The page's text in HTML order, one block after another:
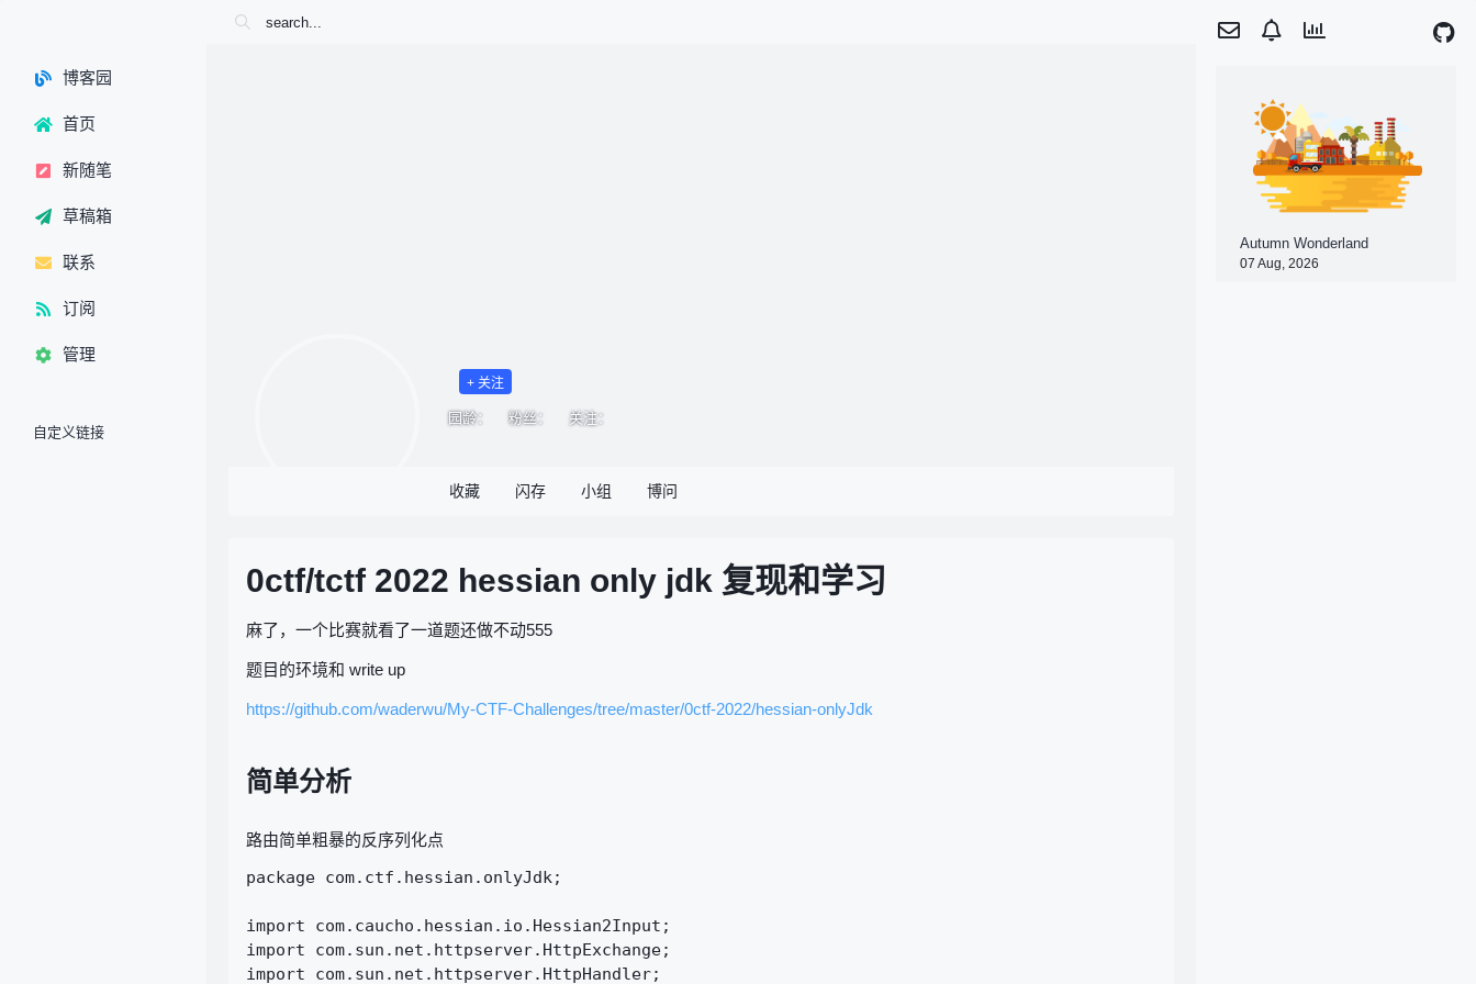
收藏 闪存 小组 博问
+ 关注
园龄： 粉丝： 关注：
0ctf/tctf 2022 hessian only jdk 复现和学习
麻了，一个比赛就看了一道题还做不动555
题目的环境和 write up
https://github.com/waderwu/My-CTF-Challenges/tree/master/0ctf-2022/hessian-onlyJdk
简单分析
路由简单粗暴的反序列化点
package com.ctf.hessian.onlyJdk;
import com.caucho.hessian.io.Hessian2Input;
import com.sun.net.httpserver.HttpExchange;
import com.sun.net.httpserver.HttpHandler;
博客园
首页
新随笔
草稿箱
联系
订阅
管理
自定义链接
Autumn Wonderland
07 Aug, 2026